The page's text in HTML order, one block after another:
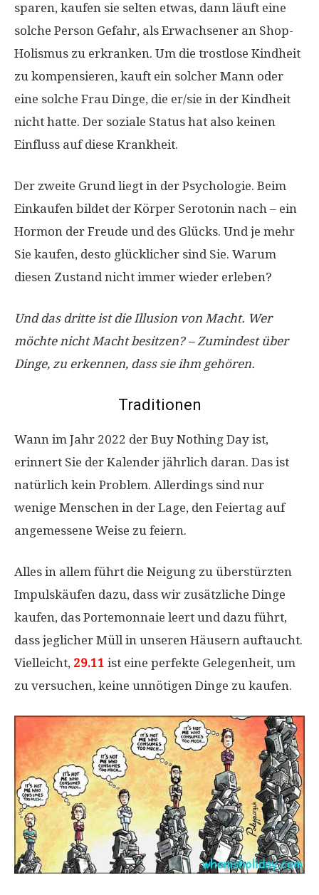
sparen, kaufen sie selten etwas, dann läuft eine
solche Person Gefahr, als Erwachsener an Shop-
Holismus zu erkranken. Um die trostlose Kindheit
zu kompensieren, kauft ein solcher Mann oder
eine solche Frau Dinge, die er/sie in der Kindheit
nicht hatte. Der soziale Status hat also keinen
Einfluss auf diese Krankheit.
Der zweite Grund liegt in der Psychologie. Beim
Einkaufen bildet der Körper Serotonin nach – ein
Hormon der Freude und des Glücks. Und je mehr
Sie kaufen, desto glücklicher sind Sie. Warum
diesen Zustand nicht immer wieder erleben?
Und das dritte ist die Illusion von Macht. Wer
möchte nicht Macht besitzen? – Zumindest über
Dinge, zu erkennen, dass sie ihm gehören.
Traditionen
Wann im Jahr 2022 der Buy Nothing Day ist,
erinnert Sie der Kalender jährlich daran. Das ist
natürlich kein Problem. Allerdings sind nur
wenige Menschen in der Lage, den Feiertag auf
angemessene Weise zu feiern.
Alles in allem führt die Neigung zu überstürzten
Impulskäufen dazu, dass wir zusätzliche Dinge
kaufen, das Portemonnaie leert und dazu führt,
dass jeglicher Müll in unseren Häusern auftaucht.
Vielleicht, 29.11 ist eine perfekte Gelegenheit, um
zu versuchen, keine unnötigen Dinge zu kaufen.